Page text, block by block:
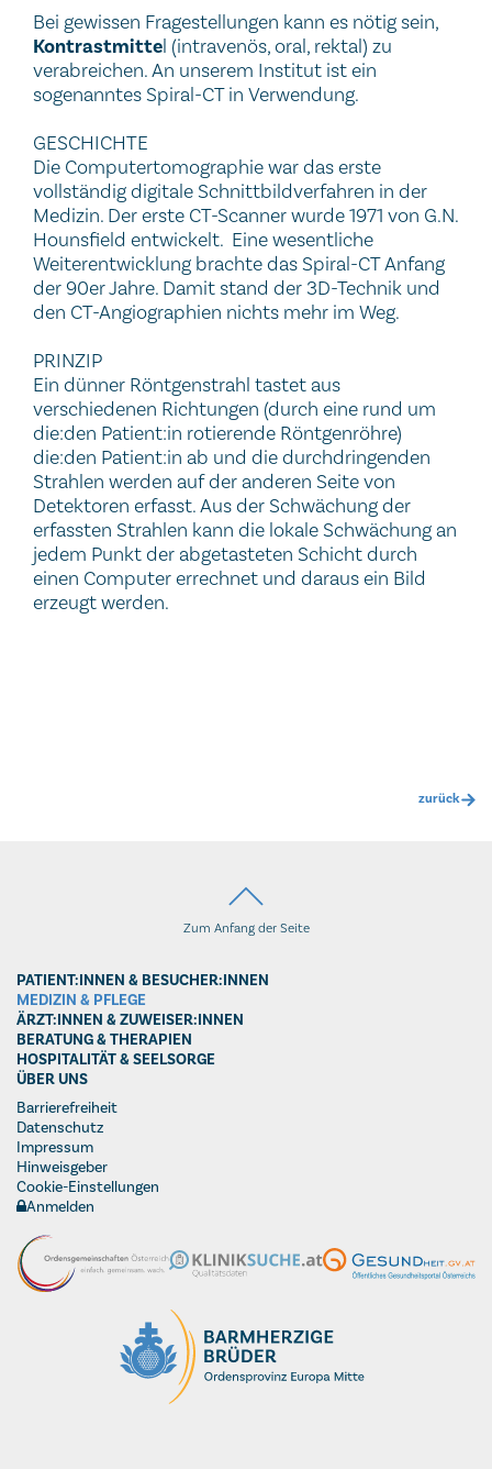
Bei gewissen Fragestellungen kann es nötig sein,
Kontrastmittel (intravenös, oral, rektal) zu
verabreichen. An unserem Institut ist ein
sogenanntes Spiral-CT in Verwendung.
GESCHICHTE
Die Computertomographie war das erste
vollständig digitale Schnittbildverfahren in der
Medizin. Der erste CT-Scanner wurde 1971 von G.N.
Hounsfield entwickelt. Eine wesentliche
Weiterentwicklung brachte das Spiral-CT Anfang
der 90er Jahre. Damit stand der 3D-Technik und
den CT-Angiographien nichts mehr im Weg.
PRINZIP
Ein dünner Röntgenstrahl tastet aus
verschiedenen Richtungen (durch eine rund um
die:den Patient:in rotierende Röntgenröhre)
die:den Patient:in ab und die durchdringenden
Strahlen werden auf der anderen Seite von
Detektoren erfasst. Aus der Schwächung der
erfassten Strahlen kann die lokale Schwächung an
jedem Punkt der abgetasteten Schicht durch
einen Computer errechnet und daraus ein Bild
erzeugt werden.
zurück
Zum Anfang der Seite
PATIENT:INNEN & BESUCHER:INNEN
MEDIZIN & PFLEGE
ÄRZT:INNEN & ZUWEISER:INNEN
BERATUNG & THERAPIEN
HOSPITALITÄT & SEELSORGE
ÜBER UNS
Barrierefreiheit
Datenschutz
Impressum
Hinweisgeber
Cookie-Einstellungen
Anmelden